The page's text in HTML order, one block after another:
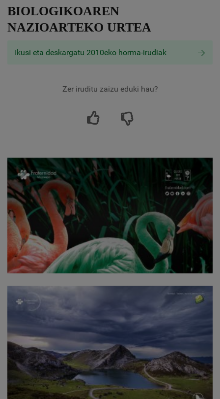
BIOLOGIKOAREN
NAZIOARTEKO URTEA
Ikusi eta deskargatu 2010eko horma-irudiak
Zer iruditu zaizu eduki hau?